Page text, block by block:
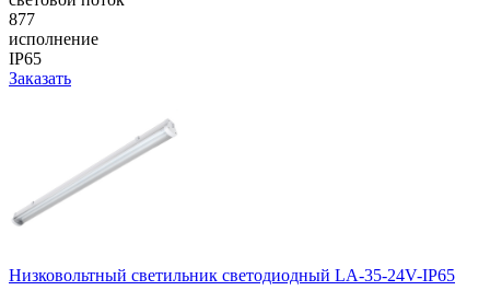
877
исполнение
IP65
Заказать
Низковольтный светильник светодиодный LA-35-24V-IP65